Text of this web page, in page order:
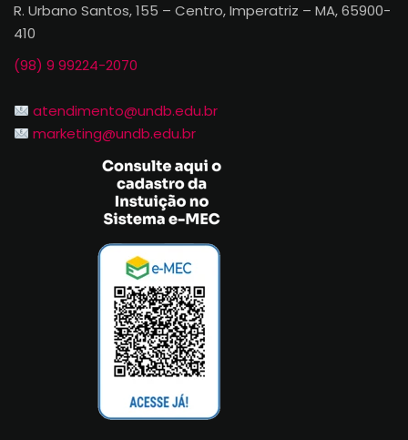
R. Urbano Santos, 155 – Centro, Imperatriz – MA, 65900-
410
(98) 9 99224-2070
atendimento@undb.edu.br
marketing@undb.edu.br